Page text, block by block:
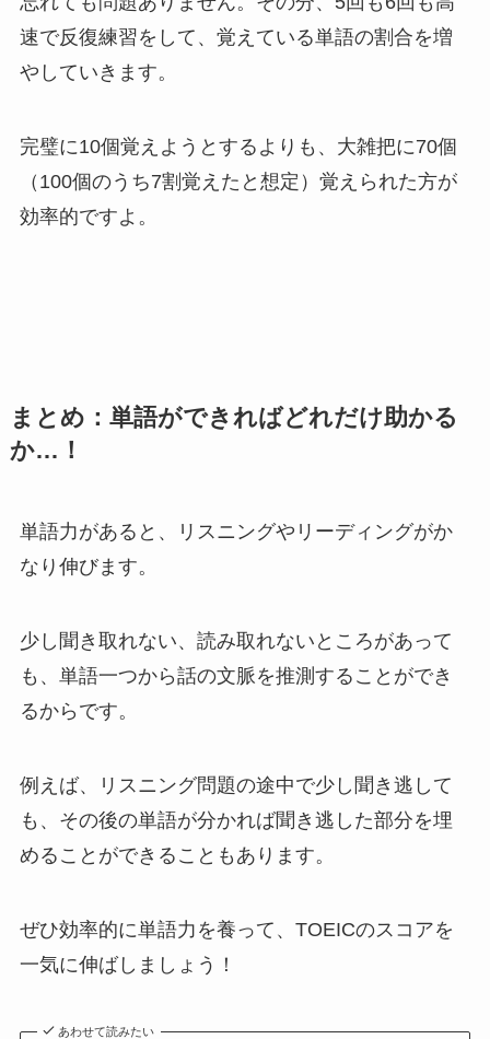
速で反復練習をして、覚えている単語の割合を増
やしていきます。
完璧に10個覚えようとするよりも、大雑把に70個
（100個のうち7割覚えたと想定）覚えられた方が
効率的ですよ。
まとめ：単語ができればどれだけ助かる
か…！
単語力があると、リスニングやリーディングがか
なり伸びます。
少し聞き取れない、読み取れないところがあって
も、単語一つから話の文脈を推測することができ
るからです。
例えば、リスニング問題の途中で少し聞き逃して
も、その後の単語が分かれば聞き逃した部分を埋
めることができることもあります。
ぜひ効率的に単語力を養って、TOEICのスコアを
一気に伸ばしましょう！
あわせて読みたい